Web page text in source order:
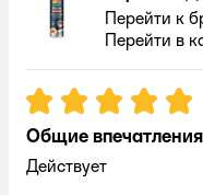
Перейти к
Перейти в
Рейтинг:5
Общие впечатления
Действует